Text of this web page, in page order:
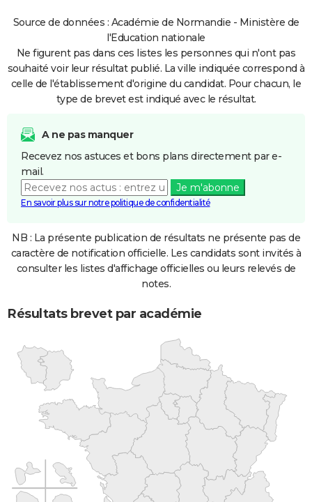
Source de données : Académie de Normandie - Ministère de
l'Education nationale
Ne figurent pas dans ces listes les personnes qui n'ont pas
souhaité voir leur résultat publié. La ville indiquée correspond à
celle de l'établissement d'origine du candidat. Pour chacun, le
type de brevet est indiqué avec le résultat.
A ne pas manquer
Recevez nos astuces et bons plans directement par e-
mail.
Je m'abonne
En savoir plus sur notre politique de confidentialité
NB : La présente publication de résultats ne présente pas de
caractère de notification officielle. Les candidats sont invités à
consulter les listes d'affichage officielles ou leurs relevés de
notes.
Résultats brevet par académie